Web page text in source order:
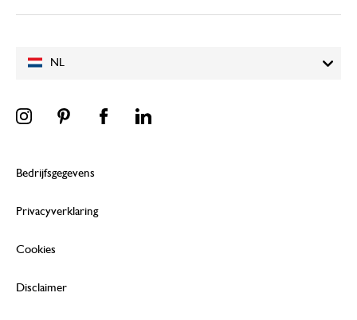
NL
Bedrijfsgegevens
Privacyverklaring
Cookies
Disclaimer